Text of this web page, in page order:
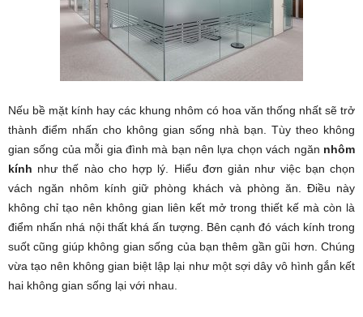
Nếu bề mặt kính hay các khung nhôm có hoa văn thống nhất sẽ trở
thành điểm nhấn cho không gian sống nhà bạn. Tùy theo không
gian sống của mỗi gia đình mà bạn nên lựa chọn vách ngăn nhôm
kính như thế nào cho hợp lý. Hiểu đơn giản như việc bạn chọn
vách ngăn nhôm kính giữ phòng khách và phòng ăn. Điều này
không chỉ tạo nên không gian liên kết mở trong thiết kế mà còn là
điểm nhấn nhá nội thất khá ấn tượng. Bên cạnh đó vách kính trong
suốt cũng giúp không gian sống của bạn thêm gần gũi hơn. Chúng
vừa tạo nên không gian biệt lập lại như một sợi dây vô hình gắn kết
hai không gian sống lại với nhau.